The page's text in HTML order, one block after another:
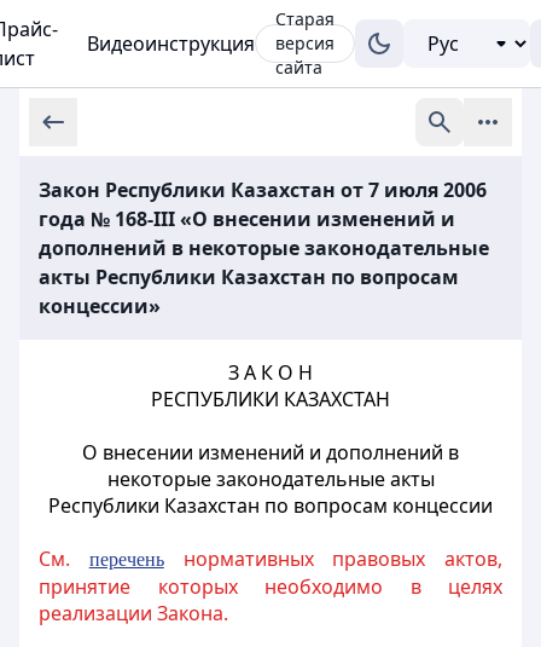
Видеоинструкция
Старая
версия
сайта
Закон Республики Казахстан от 7 июля 2006
года № 168-III «О внесении изменений и
дополнений в некоторые законодательные
акты Республики Казахстан по вопросам
концессии»
З А К О Н
РЕСПУБЛИКИ КАЗАХСТАН
О внесении изменений и дополнений в
некоторые законодательные акты
Республики Казахстан по вопросам концессии
См.
переченьнормативных правовых актов,
принятие которых необходимо в целях
реализации Закона.